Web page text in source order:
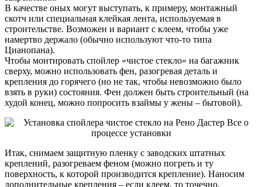
В качестве оных могут выступать, к примеру, монтажный
скотч или специальная клейкая лента, используемая в
строительстве. Возможен и вариант с клеем, чтобы уже
намертво держало (обычно используют что-то типа
Цианопана).
Чтобы монтировать спойлер «чистое стекло» на багажник
сверху, можно использовать фен, разогревая деталь и
крепления до горячего (но не так, чтобы невозможно было
взять в руки) состояния. Фен должен быть строительный (на
худой конец, можно попросить взаймы у жены – бытовой).
Итак, снимаем защитную пленку с заводских штатных
креплений, разогреваем феном (можно погреть и ту
поверхность, к которой производится крепление). Наносим
дополнительные крепления – если клеем, то точечно.